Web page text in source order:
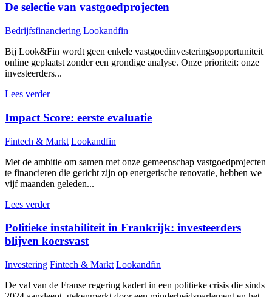
De selectie van vastgoedprojecten
Bedrijfsfinanciering Lookandfin
Bij Look&Fin wordt geen enkele vastgoedinvesteringsopportuniteit
online geplaatst zonder een grondige analyse. Onze prioriteit: onze
investeerders...
Lees verder
Impact Score: eerste evaluatie
Fintech & Markt Lookandfin
Met de ambitie om samen met onze gemeenschap vastgoedprojecten
te financieren die gericht zijn op energetische renovatie, hebben we
vijf maanden geleden...
Lees verder
Politieke instabiliteit in Frankrijk: investeerders
blijven koersvast
Investering Fintech & Markt Lookandfin
De val van de Franse regering kadert in een politieke crisis die sinds